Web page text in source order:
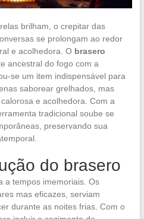
brilham, o crepitar das
se prolongam ao redor
e acolhedora. O brasero
ancestral do fogo com a
se um item indispensável para
saborear grelhados, mas
e acolhedora. Com a
tradicional soube se
preservando sua
do brasero
a tempos imemoriais. Os
mas eficazes, serviam
durante as noites frias. Com o